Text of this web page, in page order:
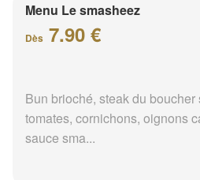
Menu Le smasheez
Dès 7.90 €
Bun brioché, steak du
tomates, cornichons, oignons
sauce sma...